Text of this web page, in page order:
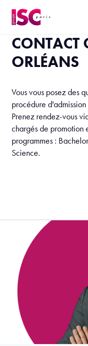
CONTACT
ORLÉANS
Vous vous posez des
procédure
Prenez rendez-vous
chargés de promotion
programmes :
Science.